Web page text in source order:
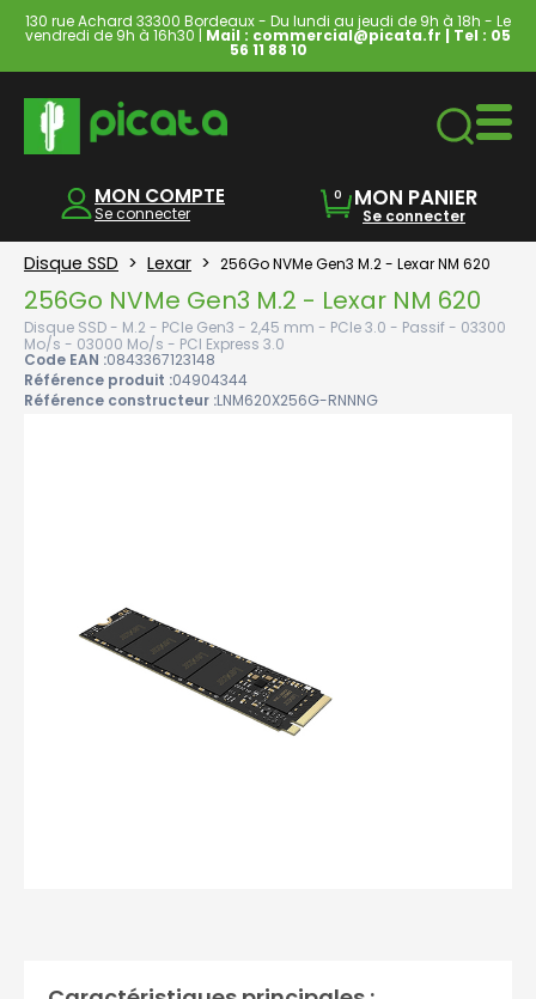
130 rue Achard 33300 Bordeaux - Du lundi au jeudi de 9h à 18h - Le
vendredi de 9h à 16h30 | Mail : commercial@picata.fr | Tel : 05
56 11 88 10
MON COMPTE
Se connecter
0 MON PANIER
Se connecter
Disque SSD > Lexar > 256Go NVMe Gen3 M.2 - Lexar NM 620
256Go NVMe Gen3 M.2 - Lexar NM 620
Disque SSD - M.2 - PCIe Gen3 - 2,45 mm - PCIe 3.0 - Passif - 03300
Mo/s - 03000 Mo/s - PCI Express 3.0
Code EAN :0843367123148
Référence produit :04904344
Référence constructeur :LNM620X256G-RNNNG